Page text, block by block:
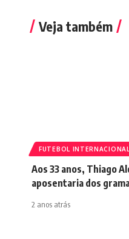
Veja também
FUTEBOL INTERNACIONAL
Aos 33 anos, Thiago
aposentaria dos
2 anos atrás